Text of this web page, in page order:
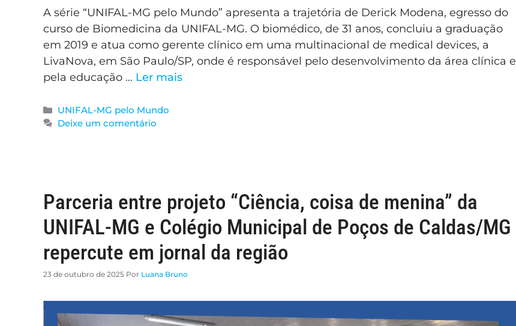
A série “UNIFAL-MG pelo Mundo” apresenta a trajetória de Derick Modena, egresso do
curso de Biomedicina da UNIFAL-MG. O biomédico, de 31 anos, concluiu a graduação
em 2019 e atua como gerente clínico em uma multinacional de medical devices, a
LivaNova, em São Paulo/SP, onde é responsável pelo desenvolvimento da área clínica e
pela educação … Ler mais
UNIFAL-MG pelo Mundo
Deixe um comentário
Parceria entre projeto “Ciência, coisa de menina” da
UNIFAL-MG e Colégio Municipal de Poços de Caldas/MG
repercute em jornal da região
23 de outubro de 2025 Por Luana Bruno